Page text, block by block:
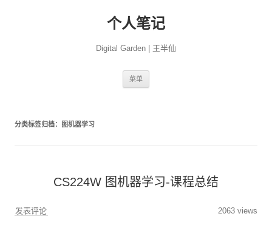
个人笔记
Digital Garden | 王半仙
菜单
分类标签归档： 图机器学习
CS224W 图机器学习-课程总结
发表评论 2063 views